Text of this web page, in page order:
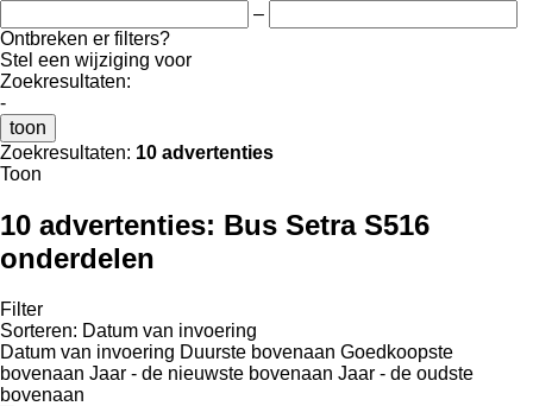
–
Ontbreken er filters?
Stel een wijziging voor
Zoekresultaten:
-
toon
Zoekresultaten: 10 advertenties
Toon
10 advertenties: Bus Setra S516
onderdelen
Filter
Sorteren: Datum van invoering
Datum van invoering Duurste bovenaan Goedkoopste
bovenaan Jaar - de nieuwste bovenaan Jaar - de oudste
bovenaan